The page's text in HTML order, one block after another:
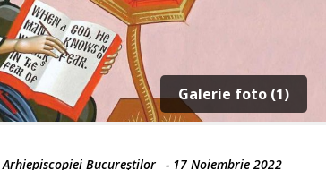
Galerie foto (1)
Bucureştilor - 17 Noiembrie 2022